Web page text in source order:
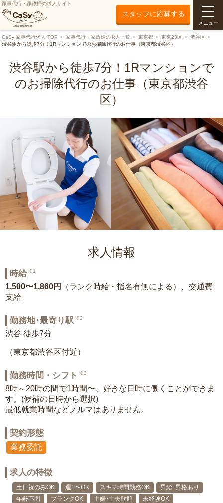
家事代行・家政婦の求人サイト
スタッフに応募する
メニュー
CaSy 家事代行求人 TOP 家事代行・家政婦の求人一覧 東京都 東京23区
渋谷区
渋谷駅から徒歩7分！1Rマンションでのお掃除代行のお仕事（東京都渋谷区）
渋谷駅から徒歩7分！1Rマンションで
のお掃除代行のお仕事（東京都渋谷
区）
求人情報
時給 ※1
1,500〜1,860円
（ランク時給・指名有無による）、交通費
支給
勤務地･最寄り駅 ※2
渋谷 徒歩7分
（東京都渋谷区付近）
勤務時間・シフト ※3
8時～20時の間で1時間〜、好きな日時に働くことができま
す。(候補の日時から選択)
最低就業時間などノルマはありません。
契約形態
業務委託
求人の特徴
土日祝のみOK 週1〜OK スキマ時間勤務OK
昇給･昇格あり
年齢不問
ブランクOK 主婦･主夫歓迎
未経験OK